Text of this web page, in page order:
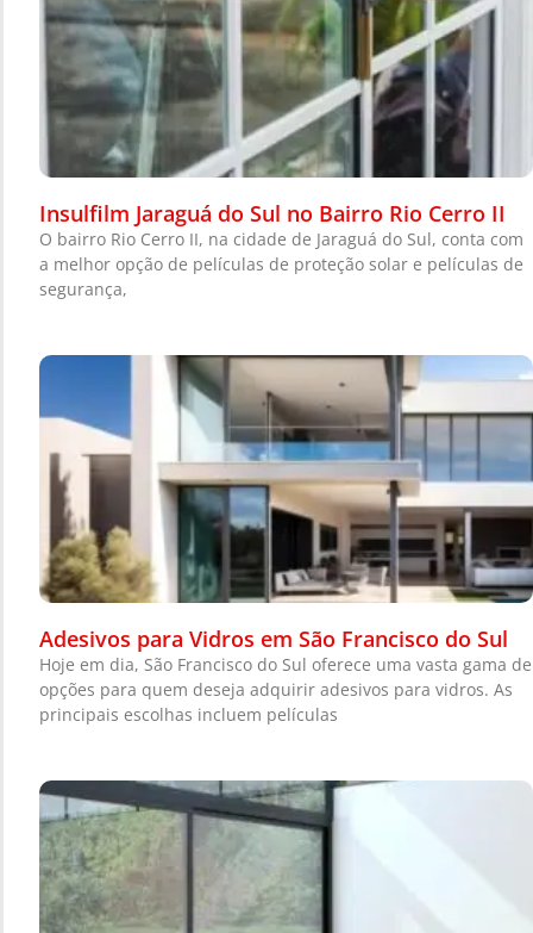
Insulfilm Jaraguá do Sul no Bairro Rio Cerro II
O bairro Rio Cerro II, na cidade de Jaraguá do Sul, conta com
a melhor opção de películas de proteção solar e películas de
segurança,
Adesivos para Vidros em São Francisco do Sul
Hoje em dia, São Francisco do Sul oferece uma vasta gama de
opções para quem deseja adquirir adesivos para vidros. As
principais escolhas incluem películas